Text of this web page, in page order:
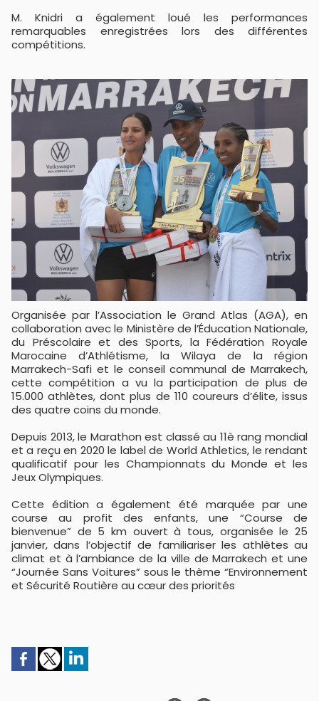
M. Knidri a également loué les performances
remarquables enregistrées lors des différentes
compétitions.
Organisée par l’Association le Grand Atlas (AGA), en
collaboration avec le Ministère de l’Éducation Nationale,
du Préscolaire et des Sports, la Fédération Royale
Marocaine d’Athlétisme, la Wilaya de la région
Marrakech-Safi et le conseil communal de Marrakech,
cette compétition a vu la participation de plus de
15.000 athlètes, dont plus de 110 coureurs d’élite, issus
des quatre coins du monde.
Depuis 2013, le Marathon est classé au 11è rang mondial
et a reçu en 2020 le label de World Athletics, le rendant
qualificatif pour les Championnats du Monde et les
Jeux Olympiques.
Cette édition a également été marquée par une
course au profit des enfants, une “Course de
bienvenue” de 5 km ouvert à tous, organisée le 25
janvier, dans l’objectif de familiariser les athlètes au
climat et à l’ambiance de la ville de Marrakech et une
“Journée Sans Voitures” sous le thème “Environnement
et Sécurité Routière au cœur des priorités